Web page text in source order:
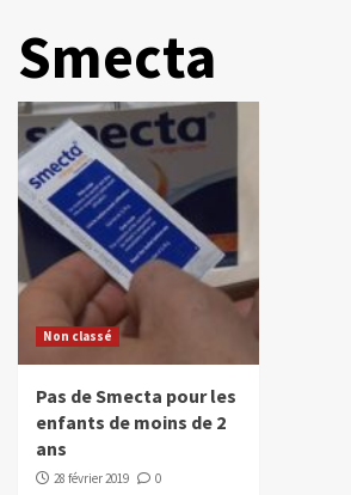
Smecta
Non classé
Pas de Smecta pour les
enfants de moins de 2
ans
28 février 2019 0